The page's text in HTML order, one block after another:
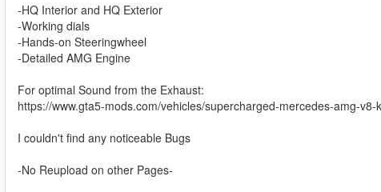
-HQ Interior and HQ Exterior
-Working dials
-Hands-on Steeringwheel
-Detailed AMG Engine
For optimal Sound from the Exhaust:
https://www.gta5-mods.com/vehicles/supercharged-mercedes-amg-
I couldn't find any noticeable Bugs
-No Reupload on other Pages-